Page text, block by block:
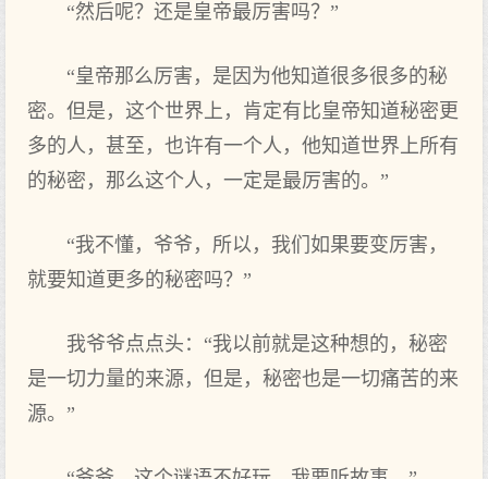
“然后呢？还是皇帝最厉害吗？”
“皇帝那么厉害，是因为他知道很多很多的秘
密。但是，这个世界上，肯定有比皇帝知道秘密更
多的人，甚至，也许有一个人，他知道世界上所有
的秘密，那么这个人，一定是最厉害的。”
“我不懂，爷爷，所以，我们如果要变厉害，
就要知道更多的秘密吗？”
我爷爷点点头：“我以前就是这种想的，秘密
是一切力量的来源，但是，秘密也是一切痛苦的来
源。”